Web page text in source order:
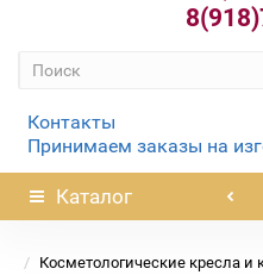
Контакты
Принимаем заказы на
Каталог
Косметологические кресла и